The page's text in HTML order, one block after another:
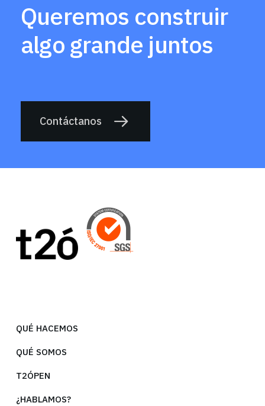
Queremos construir
algo grande juntos
Contáctanos
QUÉ HACEMOS
QUÉ SOMOS
T2ÓPEN
¿HABLAMOS?